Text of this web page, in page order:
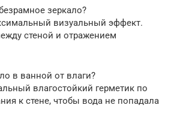
зеркало?
визуальный эффект.
стеной и отражением
в ванной от влаги?
влагостойкий герметик по
к стене, чтобы вода не попадала